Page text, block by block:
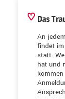
Das
An
findet im
statt.
hat und